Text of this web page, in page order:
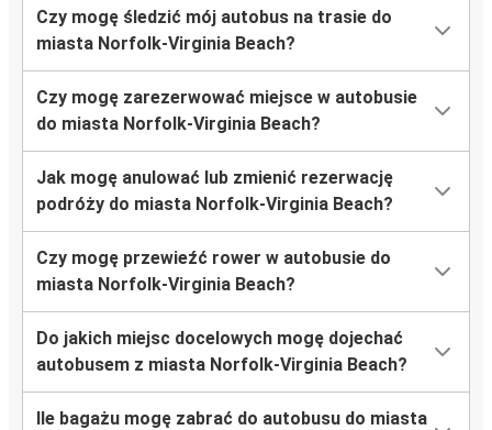
Czy mogę śledzić mój autobus na trasie do
miasta Norfolk-Virginia Beach?
Czy mogę zarezerwować miejsce w autobusie
do miasta Norfolk-Virginia Beach?
Jak mogę anulować lub zmienić rezerwację
podróży do miasta Norfolk-Virginia Beach?
Czy mogę przewieźć rower w autobusie do
miasta Norfolk-Virginia Beach?
Do jakich miejsc docelowych mogę dojechać
autobusem z miasta Norfolk-Virginia Beach?
Ile bagażu mogę zabrać do autobusu do miasta